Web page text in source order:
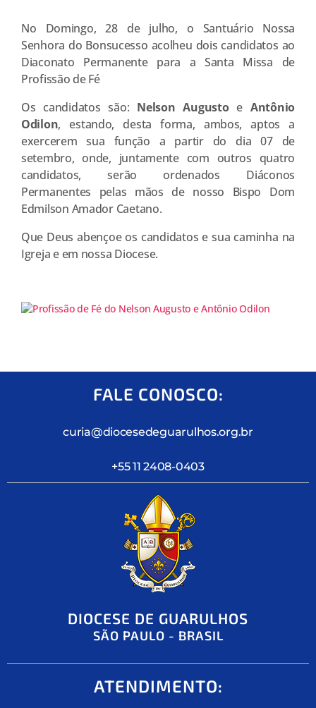
No Domingo, 28 de julho, o Santuário Nossa
Senhora do Bonsucesso acolheu dois candidatos ao
Diaconato Permanente para a Santa Missa de
Profissão de Fé
Os candidatos são: Nelson Augustoe Antônio
Odilon, estando, desta forma, ambos, aptos a
exercerem sua função a partir do dia 07 de
setembro, onde, juntamente com outros quatro
candidatos, serão ordenados Diáconos
Permanentes pelas mãos de nosso Bispo Dom
Edmilson Amador Caetano.
Que Deus abençoe os candidatos e sua caminha na
Igreja e em nossa Diocese.
FALE CONOSCO:
curia@diocesedeguarulhos.org.br
+55 11 2408-0403
DIOCESE DE GUARULHOS
SÃO PAULO - BRASIL
ATENDIMENTO: